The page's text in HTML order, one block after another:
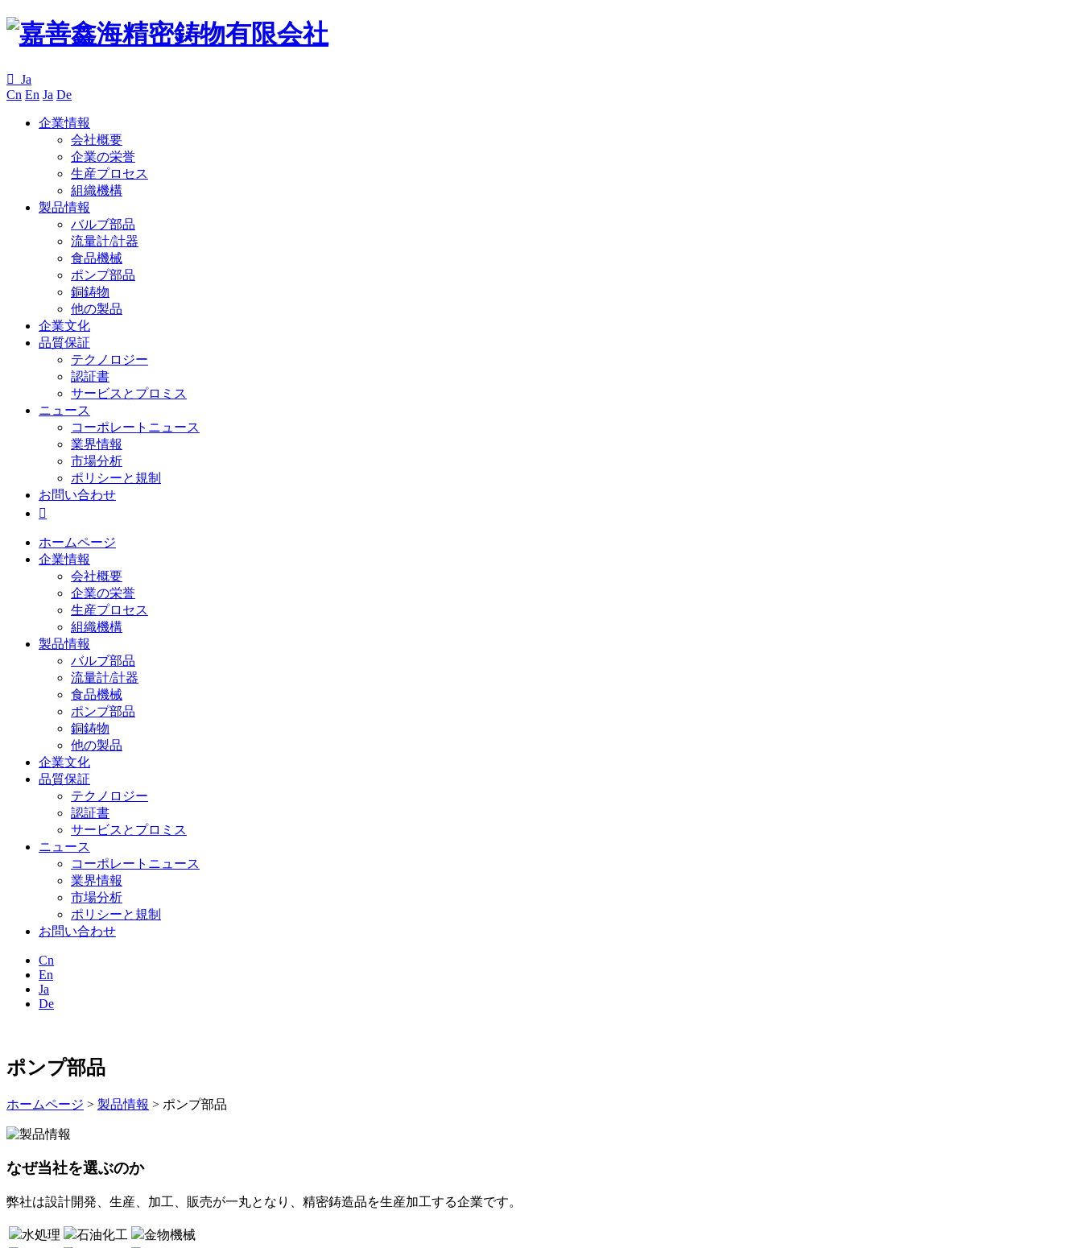
 Ja
Cn En Ja De
企業情報
会社概要
企業の栄誉
生産プロセス
組織機構
製品情報
バルブ部品
流量計/計器
食品機械
ポンプ部品
銅鋳物
他の製品
企業文化
品質保証
テクノロジー
認証書
サービスとプロミス
ニュース
コーポレートニュース
業界情報
市場分析
ポリシーと規制
お問い合わせ

ホームページ
企業情報
会社概要
企業の栄誉
生産プロセス
組織機構
製品情報
バルブ部品
流量計/計器
食品機械
ポンプ部品
銅鋳物
他の製品
企業文化
品質保証
テクノロジー
認証書
サービスとプロミス
ニュース
コーポレートニュース
業界情報
市場分析
ポリシーと規制
お問い合わせ
Cn
En
Ja
De
ポンプ部品
ホームページ > 製品情報 > ポンプ部品
なぜ当社を選ぶのか
弊社は設計開発、生産、加工、販売が一丸となり、精密鋳造品を生産加工する企業です。
水処理 石油化工
金物機械